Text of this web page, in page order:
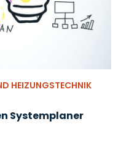
HEIZUNGSTECHNIK
Systemplaner